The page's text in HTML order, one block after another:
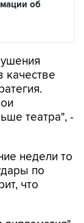
театра", -
недели то
что